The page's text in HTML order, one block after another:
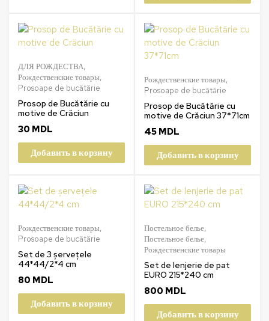
ДЛЯ РОЖДЕСТВА,
Рождественские товары,
Prosoape de bucătărie
Prosop de Bucătărie cu
motive de Crăciun
30 MDL
Добавить в корзину
Рождественские товары,
Prosoape de bucătărie
Prosop de Bucătărie cu
motive de Crăciun 37*71cm
45 MDL
Добавить в корзину
Рождественские товары,
Prosoape de bucătărie
Set de 3 șervețele
44*44/2*4 cm
80 MDL
Добавить в корзину
Постельное белье,
Постельное белье,
Рождественские товары
Set de lenjerie de pat
EURO 215*240 cm
800 MDL
Добавить в корзину